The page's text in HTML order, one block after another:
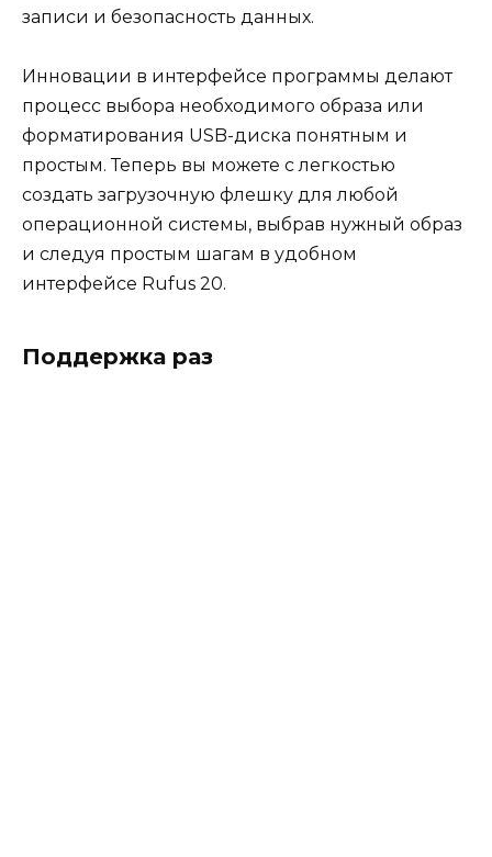
записи и безопасность данных.
Инновации в интерфейсе программы делают
процесс выбора необходимого образа или
форматирования USB-диска понятным и
простым. Теперь вы можете с легкостью
создать загрузочную флешку для любой
операционной системы, выбрав нужный образ
и следуя простым шагам в удобном
интерфейсе Rufus 20.
Поддержка раз